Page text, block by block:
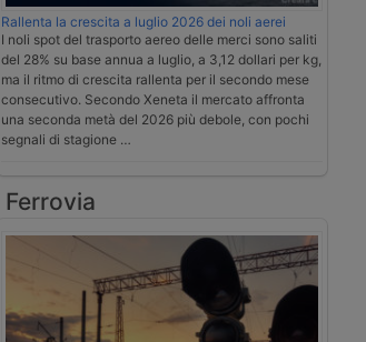
Rallenta la crescita a luglio 2026 dei noli aerei
I noli spot del trasporto aereo delle merci sono saliti
del 28% su base annua a luglio, a 3,12 dollari per kg,
ma il ritmo di crescita rallenta per il secondo mese
consecutivo. Secondo Xeneta il mercato affronta
una seconda metà del 2026 più debole, con pochi
segnali di stagione …
Ferrovia